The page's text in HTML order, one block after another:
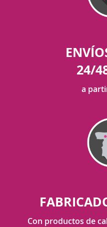
24/
a
Con productos de